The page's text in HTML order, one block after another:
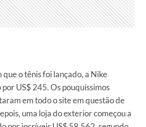
que o tênis foi lançado, a Nike
US$ 245. Os pouquíssimos
em todo o site em questão de
uma loja do exterior começou a